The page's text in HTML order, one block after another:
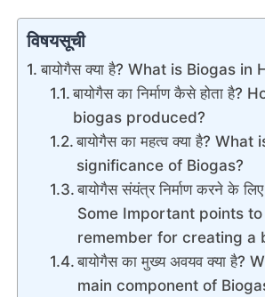
विषयसूची
बायोगैस क्या है? What is Biogas in
बायोगैस का निर्माण कैसे होता है?
biogas produced?
बायोगैस का महत्व क्या है? What
significance of Biogas?
बायोगैस संयंत्र निर्माण करने के
Some Important points
remember for creating a
बायोगैस का मुख्य अवयव क्या है?
main component of